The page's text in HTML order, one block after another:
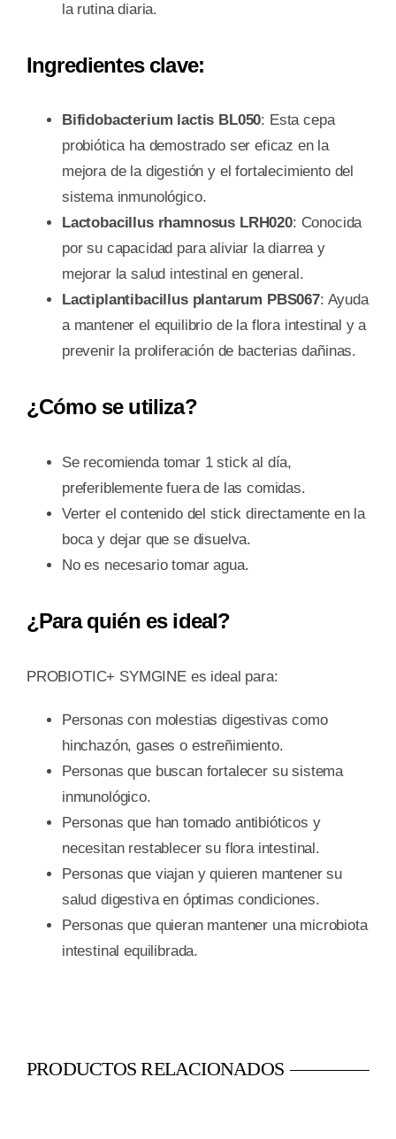
la rutina diaria.
Ingredientes clave:
Bifidobacterium lactis BL050: Esta cepa
probiótica ha demostrado ser eficaz en la
mejora de la digestión y el fortalecimiento del
sistema inmunológico.
Lactobacillus rhamnosus LRH020: Conocida
por su capacidad para aliviar la diarrea y
mejorar la salud intestinal en general.
Lactiplantibacillus plantarum PBS067: Ayuda
a mantener el equilibrio de la flora intestinal y a
prevenir la proliferación de bacterias dañinas.
¿Cómo se utiliza?
Se recomienda tomar 1 stick al día,
preferiblemente fuera de las comidas.
Verter el contenido del stick directamente en la
boca y dejar que se disuelva.
No es necesario tomar agua.
¿Para quién es ideal?
PROBIOTIC+ SYMGINE es ideal para:
Personas con molestias digestivas como
hinchazón, gases o estreñimiento.
Personas que buscan fortalecer su sistema
inmunológico.
Personas que han tomado antibióticos y
necesitan restablecer su flora intestinal.
Personas que viajan y quieren mantener su
salud digestiva en óptimas condiciones.
Personas que quieran mantener una microbiota
intestinal equilibrada.
PRODUCTOS RELACIONADOS